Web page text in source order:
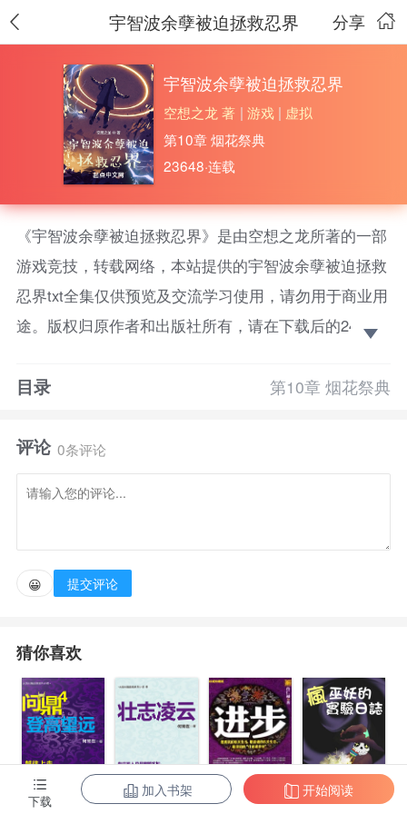
分享
宇智波余孽被迫拯救忍界
宇智波余孽被迫拯救忍界
空想之龙 著 | 游戏 | 虚拟
第10章 烟花祭典
23648·连载
《宇智波余孽被迫拯救忍界》是由空想之龙所著的一部
游戏竞技，转载网络，本站提供的宇智波余孽被迫拯救
忍界txt全集仅供预览及交流学习使用，请勿用于商业用
途。版权归原作者和出版社所有，请在下载后的24小时
人尸体的停尸间里，他睁开了眼睛...耳旁响起了神秘的
事？”
目录 第10章 烟花祭典
评论 0条评论
😀 提交评论
猜你喜欢
问鼎4：登高望 问鼎6：壮志凌 进步.
疯巫妖的实验
下载
加入书架 开始阅读